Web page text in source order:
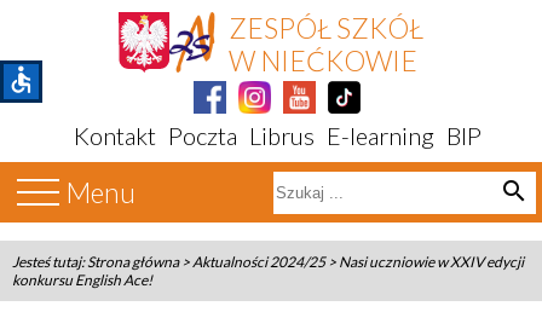
ZESPÓŁ SZKÓŁ
W NIEĆKOWIE
Kontakt Poczta Librus E-learning BIP
Menu search
Jesteś tutaj:Strona główna>Aktualności 2024/25> Nasi uczniowie w XXIV edycji
konkursu English Ace!
accessible